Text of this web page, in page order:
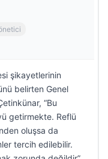
şikayetlerinin
belirten Genel
“Bu
getirmekte. Reflü
oluşsa da
tercih edilebilir.